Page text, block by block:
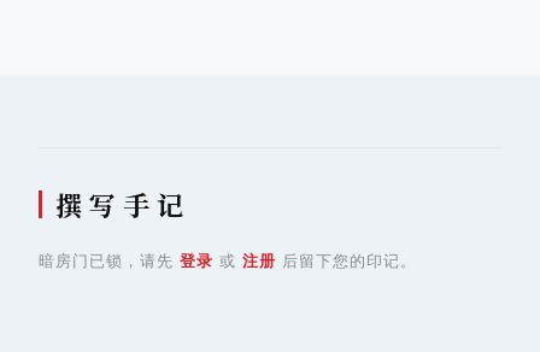
撰 写 手 记
暗房门已锁，请先 登录 或 注册 后留下您的印记。